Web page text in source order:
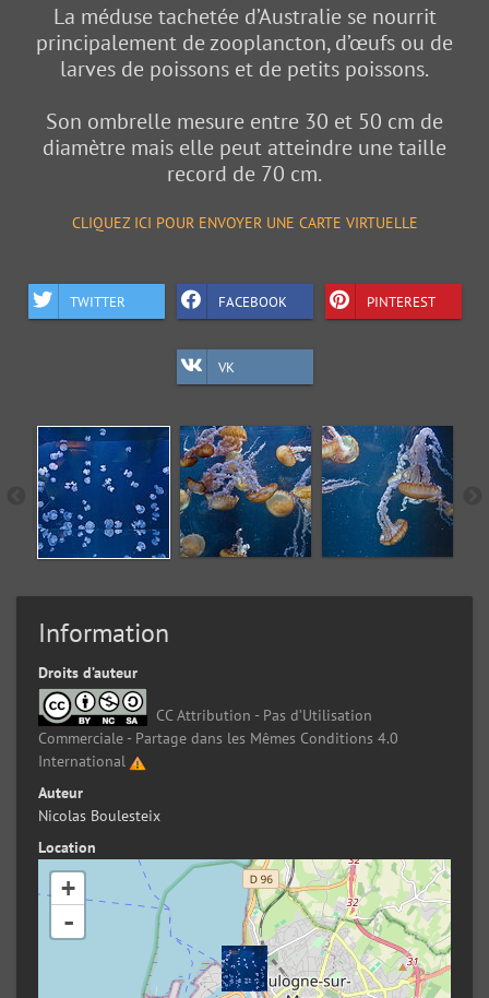
La méduse tachetée d’Australie se nourrit
principalement de zooplancton, d’œufs ou de
larves de poissons et de petits poissons.
Son ombrelle mesure entre 30 et 50 cm de
diamètre mais elle peut atteindre une taille
record de 70 cm.
CLIQUEZ ICI POUR ENVOYER UNE CARTE VIRTUELLE
TWITTER FACEBOOK PINTEREST
VK
Information
Droits d’auteur
CC Attribution - Pas d’Utilisation
Commerciale - Partage dans les Mêmes Conditions 4.0
International
Auteur
Nicolas Boulesteix
Location
+
-